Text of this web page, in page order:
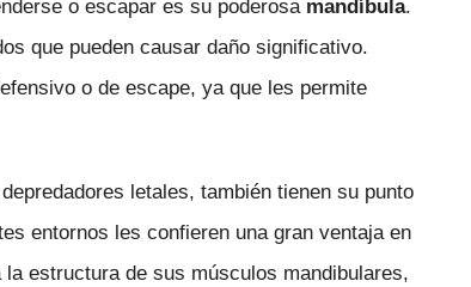
o escapar es su poderosa mandíbula.
que pueden causar daño significativo.
o de escape, ya que les permite
letales, también tienen su punto
entornos les confieren una gran ventaja en
estructura de sus músculos mandibulares,